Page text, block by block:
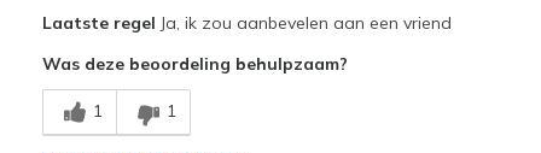
Breathe Well
Comfortable
Laatste regel Ja, ik zou aanbevelen aan een vriend
Was deze beoordeling behulpzaam?
1 1